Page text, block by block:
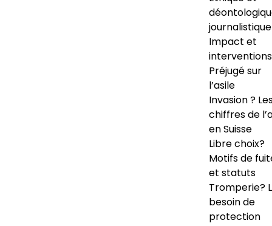
journalistique
Impact et
interventions
Préjugé sur
l’asile
Invasion ?
chiffres de
en Suisse
Libre choix?
Motifs de
et statuts
Tromperie?
besoin de
protection